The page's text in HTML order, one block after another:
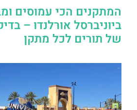
המתקנים הכי עמוסים
ביוניברסל אורלנדו –
של תורים לכל מתקן